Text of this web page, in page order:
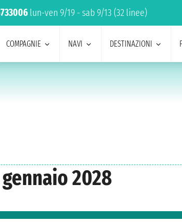
lun-ven 9/19 - sab 9/13 (32 linee)
COMPAGNIE NAVI DESTINAZIONI
2028